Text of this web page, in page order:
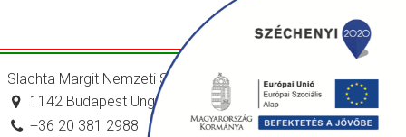
Slachta Margit Nemzeti Szociálpolitikai Intézet
1142 Budapest Ungvár utca 64-66.
+36 20 381 2988
titkarsag@nszi.gov.hu